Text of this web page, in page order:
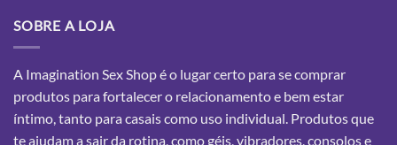
SOBRE A LOJA
A Imagination Sex Shop é o lugar certo para se comprar
produtos para fortalecer o relacionamento e bem estar
íntimo, tanto para casais como uso individual. Produtos que
te ajudam a sair da rotina, como géis, vibradores, consolos e